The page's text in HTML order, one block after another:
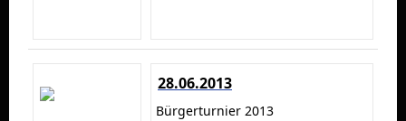
28.06.2013
Bürgerturnier 2013